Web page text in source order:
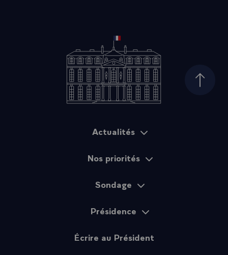
Haut
Actualités
Nos priorités
Sondage
Présidence
Écrire au Président